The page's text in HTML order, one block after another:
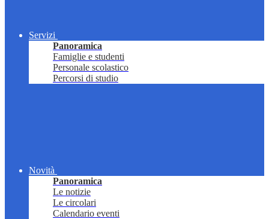
Servizi
Panoramica
Famiglie e studenti
Personale scolastico
Percorsi di studio
Novità
Panoramica
Le notizie
Le circolari
Calendario eventi